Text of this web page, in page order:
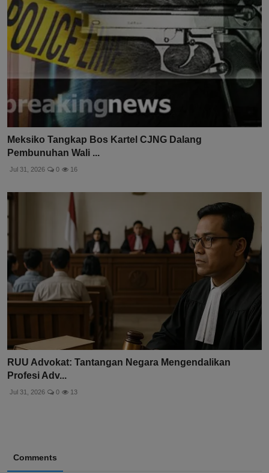
Meksiko Tangkap Bos Kartel CJNG Dalang
Pembunuhan Wali ...
Jul 31, 2026 0 16
RUU Advokat: Tantangan Negara Mengendalikan
Profesi Adv...
Jul 31, 2026 0 13
Comments